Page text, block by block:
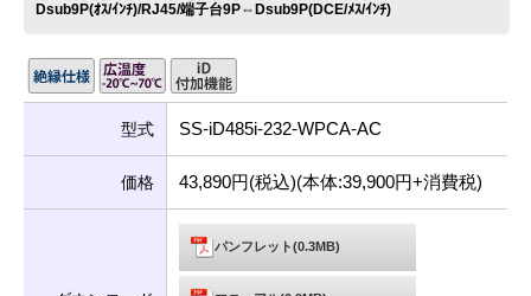
Dsub9P(ｵｽ/ｲﾝﾁ)/RJ45/端子台9P⇔Dsub9P(DCE/ﾒｽ/ｲﾝﾁ)
型式 SS-iD485i-232-WPCA-AC
価格 43,890円(税込)(本体:39,900円+消費税)
パンフレット(0.3MB)